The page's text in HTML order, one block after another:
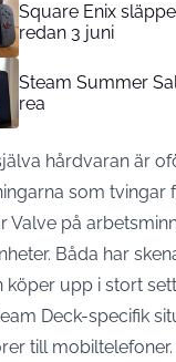
Square Enix
redan 3 juni
Steam Summer
rea
hårdvaran är
som tvingar
Valve på
Båda har
upp i stort
Deck-specifik
till mobiltelefoner.